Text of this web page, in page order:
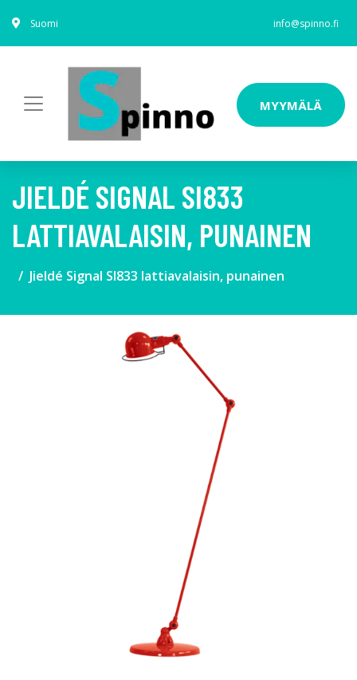
Suomi info@spinno.fi
MYYMÄLÄ
JIELDÉ SIGNAL SI833
LATTIAVALAISIN, PUNAINEN
Jieldé Signal SI833 lattiavalaisin, punainen